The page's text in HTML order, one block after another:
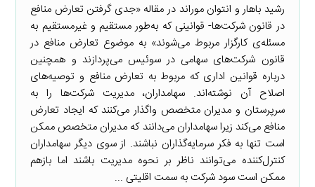
رشید باهار و انتوان موراند در مقاله «جدی گرفتن تعارض منافع
در قانون شرکت‌ها- قوانینی که به‌طور مستقیم و غیرمستقیم به
مسئله‌ی کارگزار مربوط می‌شوند» به موضوع تعارض منافع در
قانون شرکت‌های سهامی در سوئیس می‌پردازند و همچنین
درباره قوانین اداری که مربوط به تعارض منافع و توصیه‌های
اصلاح آن نوشته‌اند. سهامداران، مدیریت شرکت‌ها را به
سرپرستان و مدیران متخصص واگذار می‌کنند که ایجاد تعارض
منافع می‌کند زیرا سهامداران می‌دانند که مدیران متخصص ممکن
است تنها به فکر سرمایه‌گذاران نباشند. از سوی دیگر سهامداران
کنترل‌کننده می‌توانند ناظر بر نحوه مدیریت باشند اما بازهم
ممکن است سود شرکت به سمت اقلیتی ...